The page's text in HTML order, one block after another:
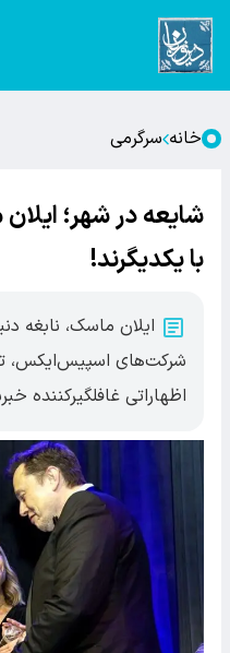
خانه سرگرمی
شایعه در شهر؛
با یکدیگرند!
ایلان ماسک، نابغه
شرکت‌های اسپیس‌ایکس،
اظهاراتی غافلگیرکننده